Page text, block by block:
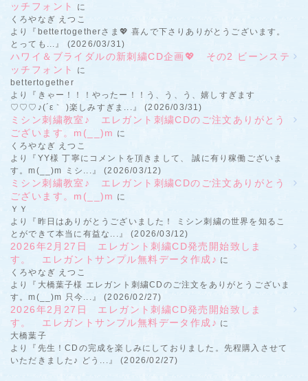
ッチフォント
に
くろやなぎ えつこ
より『bettertogetherさま💖 喜んで下さりありがとうございます。
とっても...』 (2026/03/31)
ハワイ＆ブライダルの新刺繍CD企画💖 その2 ビーンステ
ッチフォント
に
bettertogether
より『きゃー！！！やったー！！う、う、う、嬉しすぎます
♡♡♡♪(´ε｀ )楽しみすぎま...』 (2026/03/31)
ミシン刺繍教室♪ エレガント刺繍CDのご注文ありがとう
ございます。m(__)m に
くろやなぎ えつこ
より『YY様 丁寧にコメントを頂きまして、 誠に有り稼働ございま
す。m(__)m ミシ...』 (2026/03/12)
ミシン刺繍教室♪ エレガント刺繍CDのご注文ありがとう
ございます。m(__)m に
ＹＹ
より『昨日はありがとうございました！ ミシン刺繍の世界を知るこ
とができて本当に有益な...』 (2026/03/12)
2026年2月27日 エレガント刺繍CD発売開始致しま
す。 エレガントサンプル無料データ作成♪ に
くろやなぎ えつこ
より『大橋葉子様 エレガント刺繍CDのご注文をありがとうございま
す。m(__)m 只今...』 (2026/02/27)
2026年2月27日 エレガント刺繍CD発売開始致しま
す。 エレガントサンプル無料データ作成♪ に
大橋葉子
より『先生！CDの完成を楽しみにしておりました。先程購入させて
いただきました♪ どう...』 (2026/02/27)